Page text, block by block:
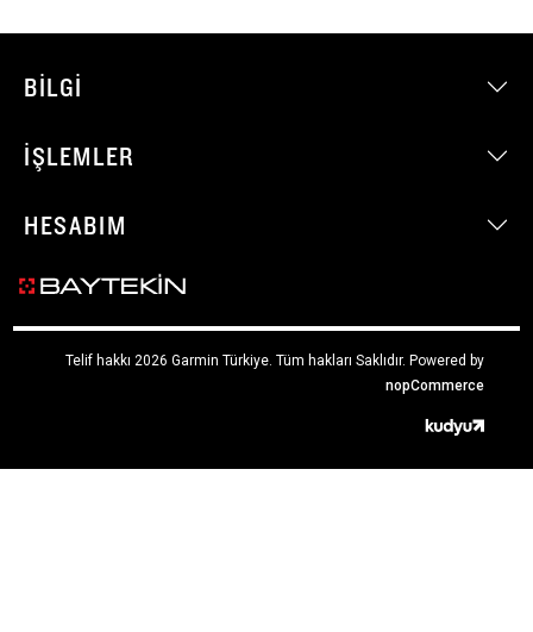
BILGI
İŞLEMLER
HESABIM
Telif hakkı 2026 Garmin Türkiye. Tüm hakları Saklıdır. Powered by
nopCommerce